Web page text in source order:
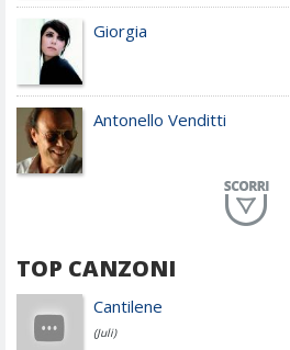
Giorgia
Antonello Venditti
Achille Lauro
TOP CANZONI
Cantilene
(Juli)